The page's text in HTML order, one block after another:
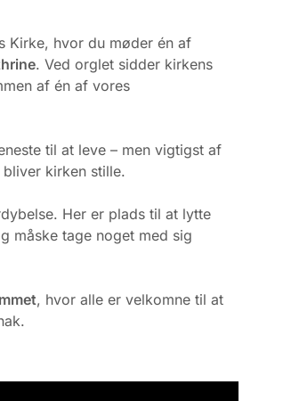
Kirke, hvor du møder én af
. Ved orglet sidder kirkens
af én af vores
til at leve – men vigtigst af
kirken stille.
Her er plads til at lytte
måske tage noget med sig
, hvor alle er velkomne til at